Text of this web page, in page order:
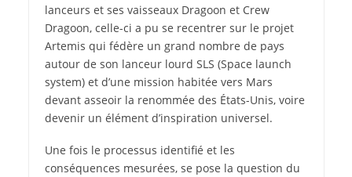
lanceurs et ses vaisseaux Dragoon et Crew
Dragoon, celle-ci a pu se recentrer sur le projet
Artemis qui fédère un grand nombre de pays
autour de son lanceur lourd SLS (Space launch
system) et d’une mission habitée vers Mars
devant asseoir la renommée des États-Unis, voire
devenir un élément d’inspiration universel.
Une fois le processus identifié et les
conséquences mesurées, se pose la question du